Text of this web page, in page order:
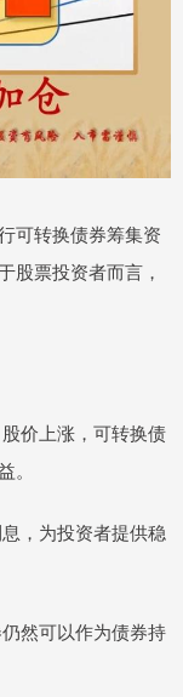
可转换债券筹集资
股票投资者而言，
价上涨，可转换债
，为投资者提供稳
然可以作为债券持